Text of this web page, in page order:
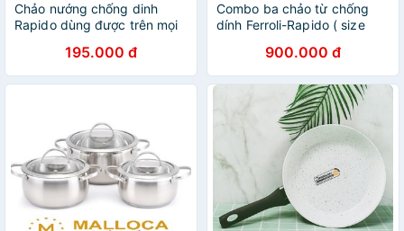
Chảo nướng chống dinh
Rapido dùng được trên mọi
195.000 đ
Combo ba chảo từ chống
dính Ferroli-Rapido ( size
900.000 đ